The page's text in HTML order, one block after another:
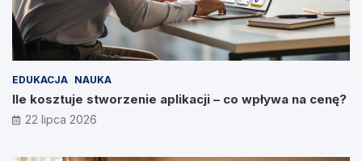
EDUKACJA NAUKA
Ile kosztuje stworzenie aplikacji – co wpływa na cenę?
22 lipca 2026